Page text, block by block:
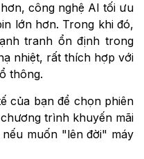
công nghệ AI tối ưu
lớn hơn. Trong khi đó,
tranh ổn định trong
nhiệt, rất thích hợp với
thông.
của bạn để chọn phiên
trình khuyến mãi
muốn "lên đời" máy